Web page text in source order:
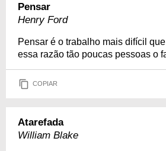
Pensar
Henry Ford
Pensar é o trabalho mais difícil
essa razão tão poucas pessoas o
COPIAR
Atarefada
William Blake